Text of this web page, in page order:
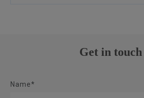
Get in touch
Name*